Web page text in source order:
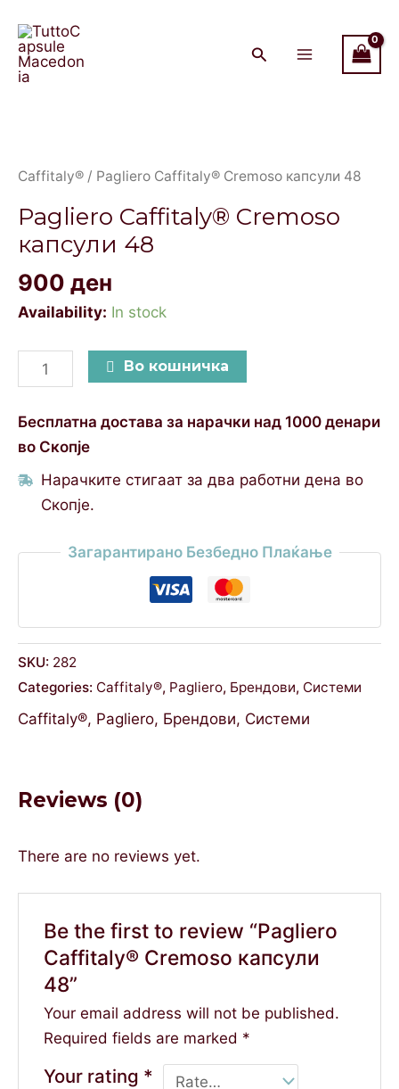
content
Menu
Caffitaly® / Pagliero Caffitaly® Cremoso капсули 48
Pagliero Caffitaly® Cremoso
капсули 48
900 ден
Availability: In stock
Cremoso
48
quantity
Во кошничка
Бесплатна достава за нарачки над 1000 денари
во Скопје
Нарачките стигаат за два работни дена во
Скопје.
Загарантирано Безбедно Плаќање
SKU: 282
Categories: Caffitaly®, Pagliero, Брендови, Системи
Caffitaly®, Pagliero, Брендови, Системи
Reviews (0)
There are no reviews yet.
Be the first to review “Pagliero
Caffitaly® Cremoso капсули
48”
Your email address will not be published.
Required fields are marked *
Your rating *
капсули
48
quantity